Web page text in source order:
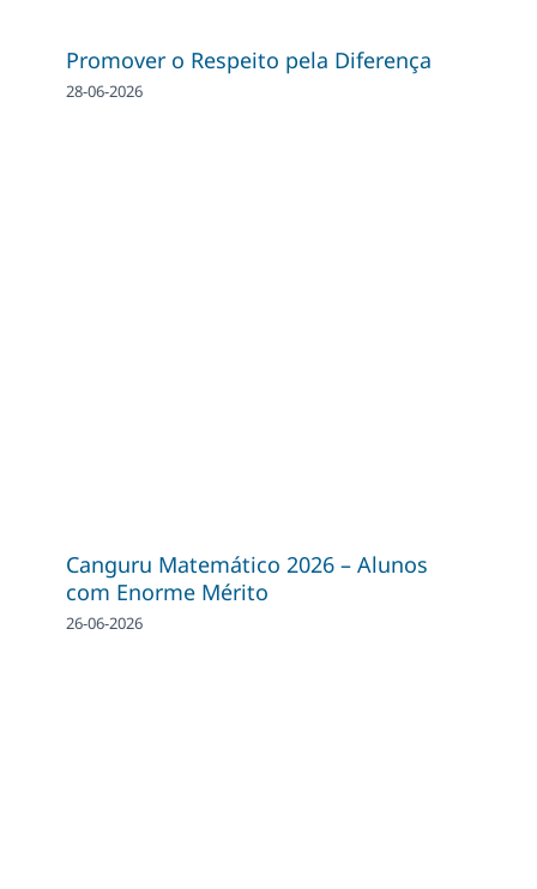
Promover o Respeito pela Diferença
28-06-2026
Canguru Matemático 2026 – Alunos
com Enorme Mérito
26-06-2026